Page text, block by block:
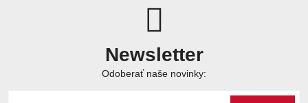
Newsletter
Odoberať naše novinky: